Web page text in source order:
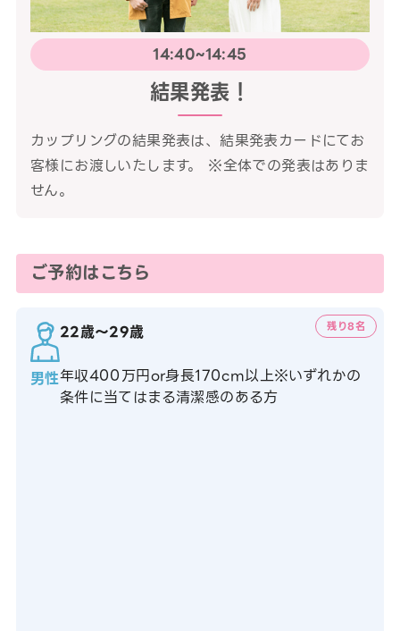
14:40~14:45
結果発表！
カップリングの結果発表は、結果発表カードにてお
客様にお渡しいたします。 ※全体での発表はありま
せん。
ご予約はこちら
男性
22歳〜29歳
年収400万円or身長170cm以上※いずれかの
条件に当てはまる清潔感のある方
残り8名